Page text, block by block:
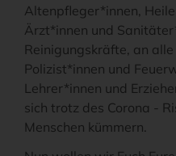
Altenpfleger*innen,
Ärzt*innen und
Reinigungskräfte, an
Polizist*innen und
Lehrer*innen und
sich trotz des Corona -
Menschen kümmern.